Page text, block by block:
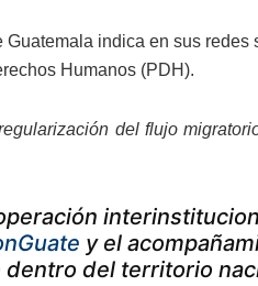
Guatemala indica en sus
Humanos (PDH).
del flujo
y el
del territorio